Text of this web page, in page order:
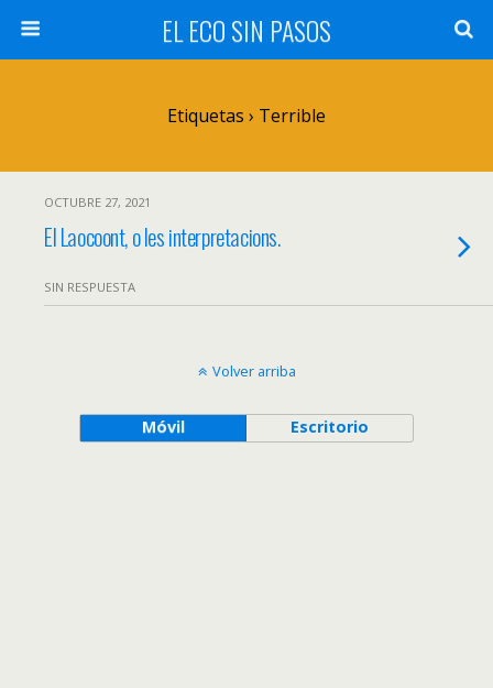
EL ECO SIN PASOS
Etiquetas › Terrible
OCTUBRE 27, 2021
El Laocoont, o les interpretacions.
SIN RESPUESTA
Volver arriba
Móvil Escritorio